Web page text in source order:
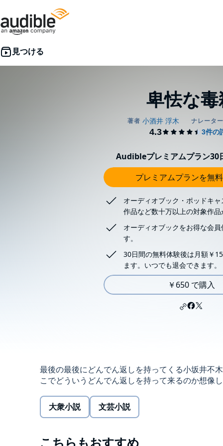
卑怯な毒
Audibleプレミアムプラン30
プレミアムプランを無
オーディオブック・ポッドキ
作品など数十万以上の対象作
オーディオブックをお得な会
す。
30日間の無料体験後は月額￥
ます。いつでも退会できます。
￥650 で購入
最後の最後にどんでん返しを持ってくる小坂井不
こでどういうどんでん返しを持って来るのか想像
大衆小説 文芸小説
こちらもおすすめ